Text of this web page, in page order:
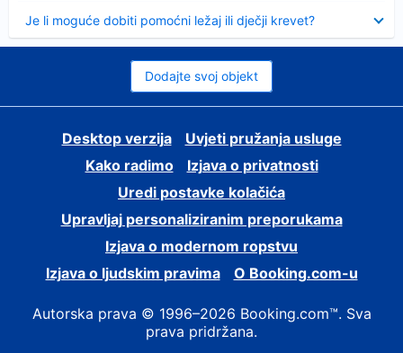
Je li moguće dobiti pomoćni ležaj ili dječji krevet?
Dodajte svoj objekt
Desktop verzija
Uvjeti pružanja usluge
Kako radimo
Izjava o privatnosti
Uredi postavke kolačića
Upravljaj personaliziranim preporukama
Izjava o modernom ropstvu
Izjava o ljudskim pravima
O Booking.com-u
Autorska prava © 1996–2026 Booking.com™. Sva
prava pridržana.